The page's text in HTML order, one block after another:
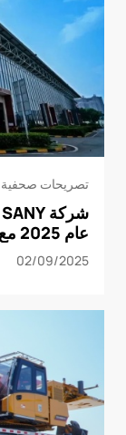
تصريحات صحفية
عام 2025 مع نمو ربحي مستدام
02/09/2025